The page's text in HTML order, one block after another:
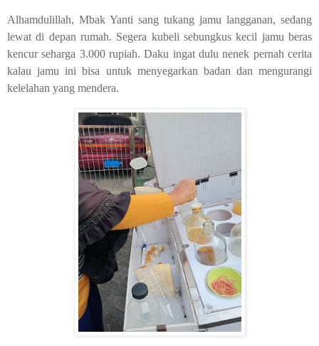
Alhamdulillah, Mbak Yanti sang tukang jamu langganan, sedang
lewat di depan rumah. Segera kubeli sebungkus kecil jamu beras
kencur seharga 3.000 rupiah. Daku ingat dulu nenek pernah cerita
kalau jamu ini bisa untuk menyegarkan badan dan mengurangi
kelelahan yang mendera.